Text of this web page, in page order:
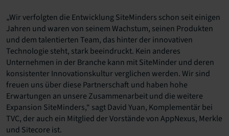
„Wir verfolgten die Entwicklung SiteMinders schon seit einigen
Jahren und waren von seinem Wachstum, seinen Produkten
und dem talentierten Team, das hinter der innovativen
Technologie steht, stark beeindruckt. Kein anderes
Unternehmen in der Branche kann mit SiteMinder und deren
konsistenter Innovationskultur verglichen werden. Wir sind
freuen uns über diese Partnerschaft und haben hohe
Erwartungen an unsere Zusammenarbeit und die weitere
Expansion SiteMinders,“ sagt David Yuan, Komplementär bei
TVC, der auch ein Mitglied der Vorstände von AppNexus, Merkle
und Sitecore ist.